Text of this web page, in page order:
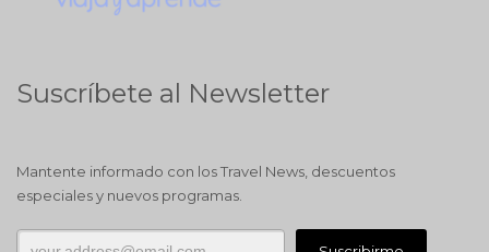
Suscríbete al Newsletter
Mantente informado con los Travel News, descuentos
especiales y nuevos programas.